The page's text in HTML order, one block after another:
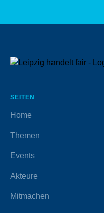
SEITEN
Home
Themen
Events
Akteure
Mitmachen